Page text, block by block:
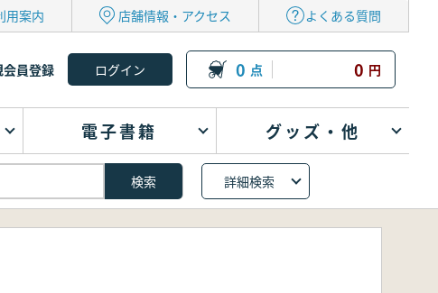
用案内 店舗情報・アクセス よくある質問
会員登録 0 点 0 円
電子書籍 グッズ・他
詳細検索